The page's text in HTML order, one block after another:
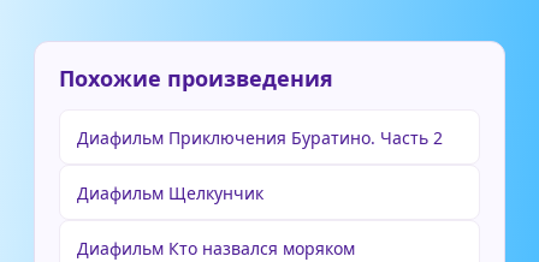
Похожие произведения
Диафильм Приключения Буратино. Часть 2
Диафильм Щелкунчик
Диафильм Кто назвался моряком